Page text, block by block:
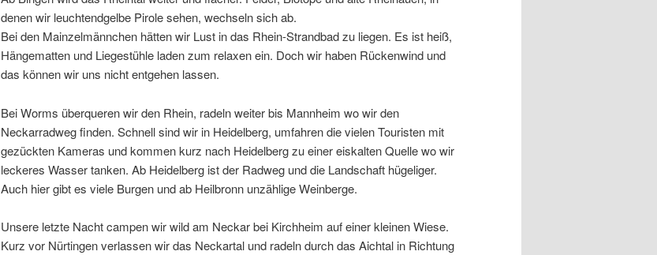
denen wir leuchtendgelbe Pirole sehen, wechseln sich ab.
Bei den Mainzelmännchen hätten wir Lust in das Rhein-Strandbad zu liegen. Es ist heiß,
Hängematten und Liegestühle laden zum relaxen ein. Doch wir haben Rückenwind und
das können wir uns nicht entgehen lassen.
Bei Worms überqueren wir den Rhein, radeln weiter bis Mannheim wo wir den
Neckarradweg finden. Schnell sind wir in Heidelberg, umfahren die vielen Touristen mit
gezückten Kameras und kommen kurz nach Heidelberg zu einer eiskalten Quelle wo wir
leckeres Wasser tanken. Ab Heidelberg ist der Radweg und die Landschaft hügeliger.
Auch hier gibt es viele Burgen und ab Heilbronn unzählige Weinberge.
Unsere letzte Nacht campen wir wild am Neckar bei Kirchheim auf einer kleinen Wiese.
Kurz vor Nürtingen verlassen wir das Neckartal und radeln durch das Aichtal in Richtung